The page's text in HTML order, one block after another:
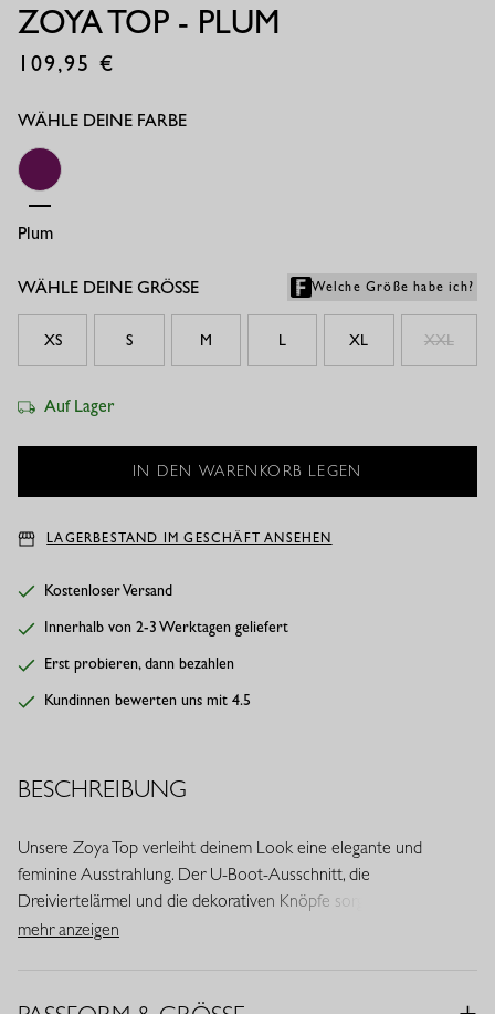
ZOYA TOP - PLUM
109,95
WÄHLE DEINE FARBE
Plum
WÄHLE DEINE GRÖSSE Welche Größe habe ich?
XS S M L XL XXL
Auf Lager
LAGERBESTAND IM GESCHÄFT ANSEHEN
Kostenloser Versand
Innerhalb von 2-3 Werktagen geliefert
Erst probieren, dann bezahlen
Kundinnen bewerten uns mit 4.5
BESCHREIBUNG
Unsere Zoya Top verleiht deinem Look eine elegante und
feminine Ausstrahlung. Der U-Boot-Ausschnitt, die
Dreiviertelärmel und die dekorativen Knöpfe sorgen für eine
stilvolle Optik. Dank des leichten Travelstoffs verbindet dieses
• Farbe: Pflaume
mehr anzeigen